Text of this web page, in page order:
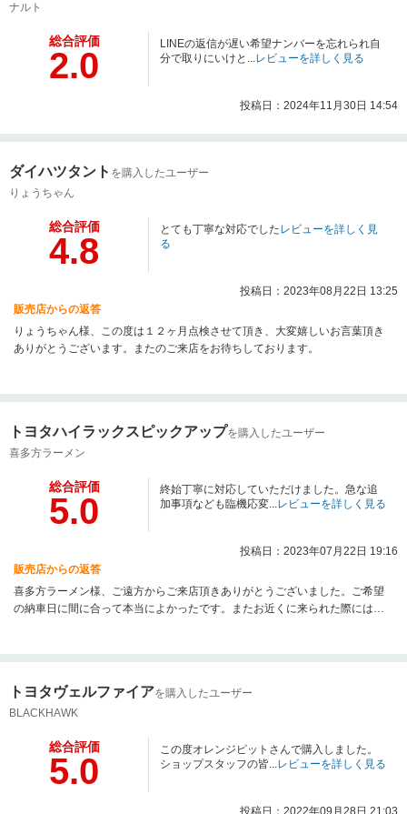
ナルト
総合評価
2.0
LINEの返信が遅い希望ナンバーを忘れられ自
分で取りにいけと...レビューを詳しく見る
投稿日：2024年11月30日 14:54
ダイハツタント を購入したユーザー
りょうちゃん
総合評価
4.8
とても丁寧な対応でしたレビューを詳しく見
る
投稿日：2023年08月22日 13:25
販売店からの返答
りょうちゃん様、この度は１２ヶ月点検させて頂き、大変嬉しいお言葉頂き
ありがとうございます。またのご来店をお待ちしております。
トヨタハイラックスピックアップを購入したユーザー
喜多方ラーメン
総合評価
5.0
終始丁寧に対応していただけました。急な追
加事項なども臨機応変...レビューを詳しく見る
投稿日：2023年07月22日 19:16
販売店からの返答
喜多方ラーメン様、ご遠方からご来店頂きありがとうございました。ご希望
の納車日に間に合って本当によかったです。またお近くに来られた際にはお
トヨタヴェルファイアを購入したユーザー
BLACKHAWK
総合評価
5.0
この度オレンジピットさんで購入しました。
ショップスタッフの皆...レビューを詳しく見る
投稿日：2022年09月28日 21:03